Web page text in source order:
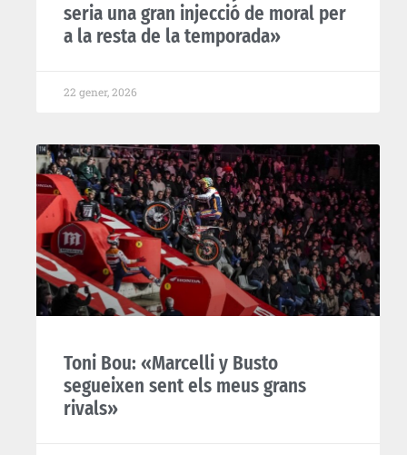
seria una gran injecció de moral per
a la resta de la temporada»
22 gener, 2026
Toni Bou: «Marcelli y Busto
segueixen sent els meus grans
rivals»